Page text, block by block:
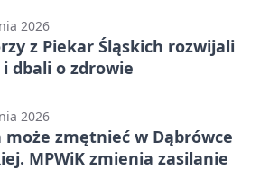
2026
z Piekar Śląskich rozwijali
i dbali o zdrowie
2026
może zmętnieć w Dąbrówce
MPWiK zmienia zasilanie